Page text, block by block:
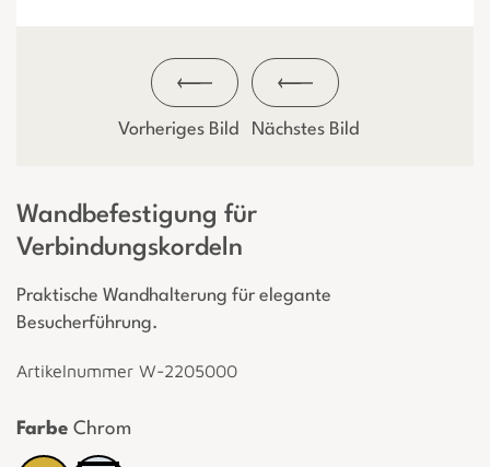
Vorheriges Bild Nächstes Bild
Wandbefestigung für
Verbindungskordeln
Praktische Wandhalterung für elegante
Besucherführung.
Artikelnummer W-2205000
Farbe Chrom